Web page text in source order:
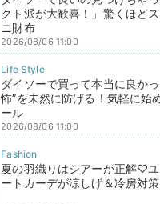
クト派が大歓喜！」驚くほど
ニ財布
2026/08/06 11:00
ダイソーで買って本当に良か
怖”を未然に防げる！気軽に始
ール
2026/08/06 11:00
夏の羽織りはシアーが正解♡ユ
ートカーデが涼しげ＆冷房対策